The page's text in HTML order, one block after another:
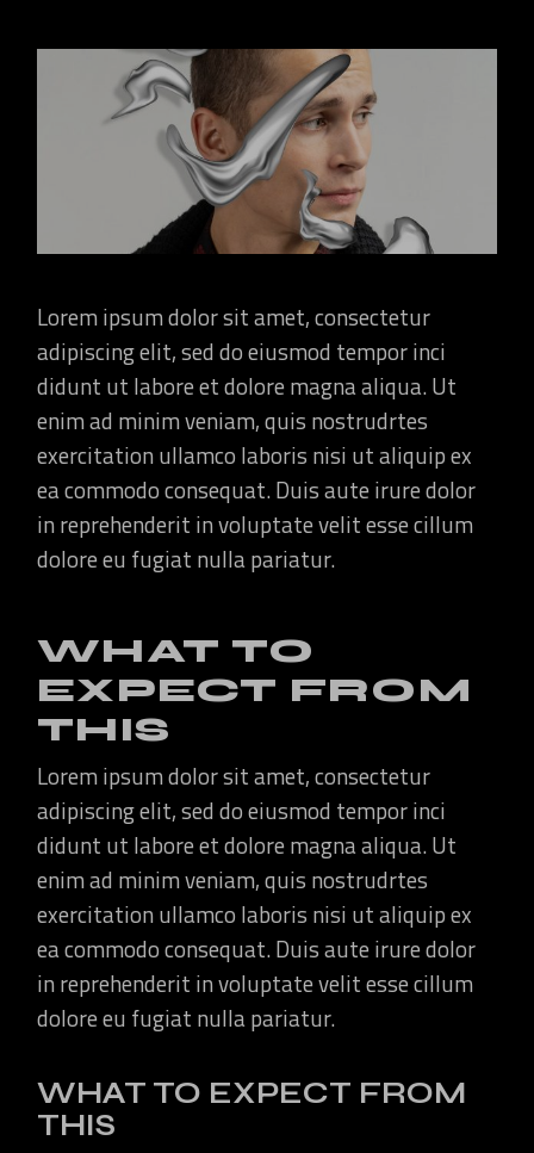
Lorem ipsum dolor sit amet, consectetur
adipiscing elit, sed do eiusmod tempor inci
didunt ut labore et dolore magna aliqua. Ut
enim ad minim veniam, quis nostrudrtes
exercitation ullamco laboris nisi ut aliquip ex
ea commodo consequat. Duis aute irure dolor
in reprehenderit in voluptate velit esse cillum
dolore eu fugiat nulla pariatur.
WHAT TO
EXPECT FROM
THIS
Lorem ipsum dolor sit amet, consectetur
adipiscing elit, sed do eiusmod tempor inci
didunt ut labore et dolore magna aliqua. Ut
enim ad minim veniam, quis nostrudrtes
exercitation ullamco laboris nisi ut aliquip ex
ea commodo consequat. Duis aute irure dolor
in reprehenderit in voluptate velit esse cillum
dolore eu fugiat nulla pariatur.
WHAT TO EXPECT FROM
THIS